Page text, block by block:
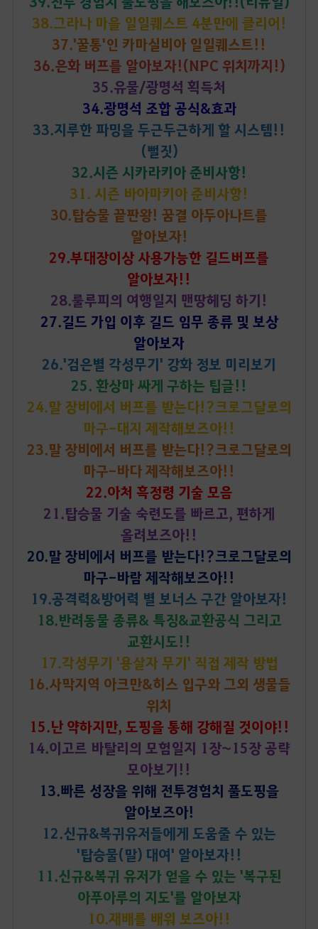
38.그라나 마을 일일퀘스트 4분만에 클리어!
37.'꿀통'인 카마실비아 일일퀘스트!!
36.은화 버프를 알아보자!(NPC 위치까지!)
35.유물/광명석 획득처
34.광명석 조합 공식&효과
33.지루한 파밍을 두근두근하게 할 시스템!!
(뻘짓)
32.시즌 시카라키아 준비사항!
31. 시즌 바아마키아 준비사항!
30.탑승물 끝판왕! 꿈결 아두아나트를
알아보자!
29.부대장이상 사용가능한 길드버프를
알아보자!!
28.룰루피의 여행일지 맨땅헤딩 하기!
27.길드 가입 이후 길드 임무 종류 및 보상
알아보자
26.'검은별 각성무기' 강화 정보 미리보기
25. 환상마 싸게 구하는 팁글!!
24.말 장비에서 버프를 받는다!?크로그달로의
마구-대지 제작해보즈아!!
23.말 장비에서 버프를 받는다!?크로그달로의
마구-바다 제작해보즈아!!
22.아처 흑정령 기술 모음
21.탑승물 기술 숙련도를 빠르고, 편하게
올려보즈아!!
20.말 장비에서 버프를 받는다!?크로그달로의
마구-바람 제작해보즈아!!
19.공격력&방어력 별 보너스 구간 알아보자!
18.반려동물 종류& 특징&교환공식 그리고
교환시도!!
17.각성무기 '용살자 무기' 직접 제작 방법
16.사막지역 아크만&히스 입구와 그외 생물들
위치
15.난 약하지만, 도핑을 통해 강해질 것이야!!
14.이고르 바탈리의 모험일지 1장~15장 공략
모아보기!!
13.빠른 성장을 위해 전투경험치 풀도핑을
알아보즈아!
12.신규&복귀유저들에게 도움줄 수 있는
'탑승물(말) 대여' 알아보자!!
11.신규&복귀 유저가 얻을 수 있는 '복구된
아푸아루의 지도'를 알아보자
10.재배를 배워 보즈아!!